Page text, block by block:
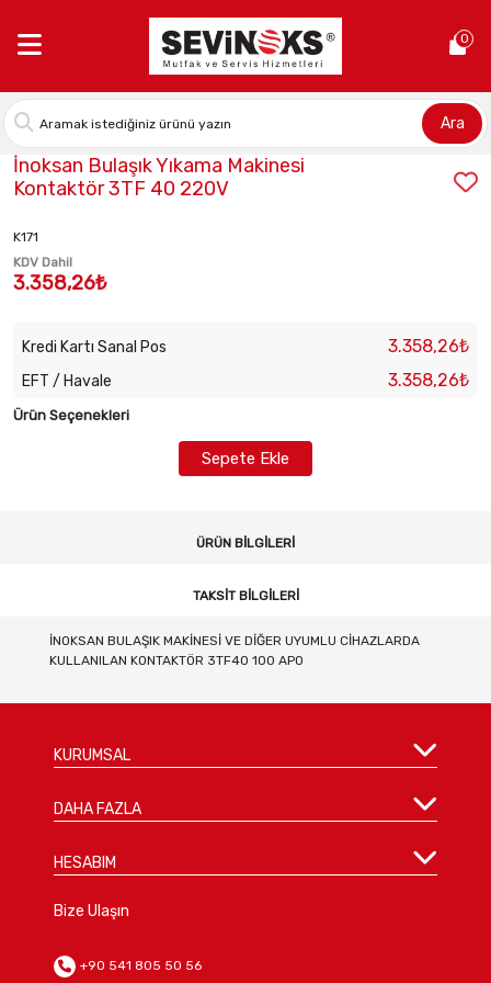
0
Ara
Stok Kodu:2010060102
İnoksan Bulaşık Yıkama Makinesi
Kontaktör 3TF 40 220V
K171
KDV Dahil
3.358,26₺
Kredi Kartı Sanal Pos 3.358,26₺
EFT / Havale 3.358,26₺
Ürün Seçenekleri
Sepete Ekle
ÜRÜN BILGILERI
TAKSIT BILGILERI
İNOKSAN BULAŞIK MAKİNESİ VE DİĞER UYUMLU CİHAZLARDA
KULLANILAN KONTAKTÖR 3TF40 100 APO
KURUMSAL
DAHA FAZLA
HESABIM
Bize Ulaşın
+90 541 805 50 56